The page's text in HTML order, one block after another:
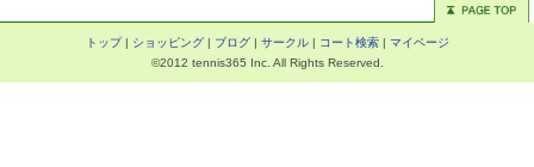
トップ| ショッピング| ブログ| サークル| コート検索| マイページ
©2012 tennis365 Inc. All Rights Reserved.